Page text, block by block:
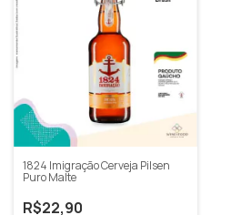
1824 Imigração Cerveja Pilsen
Puro Malte
R$22,90